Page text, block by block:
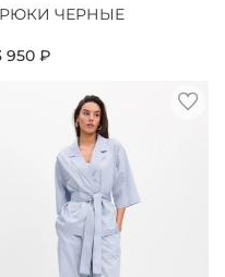
ЧЕРНЫЕ
950 ₽